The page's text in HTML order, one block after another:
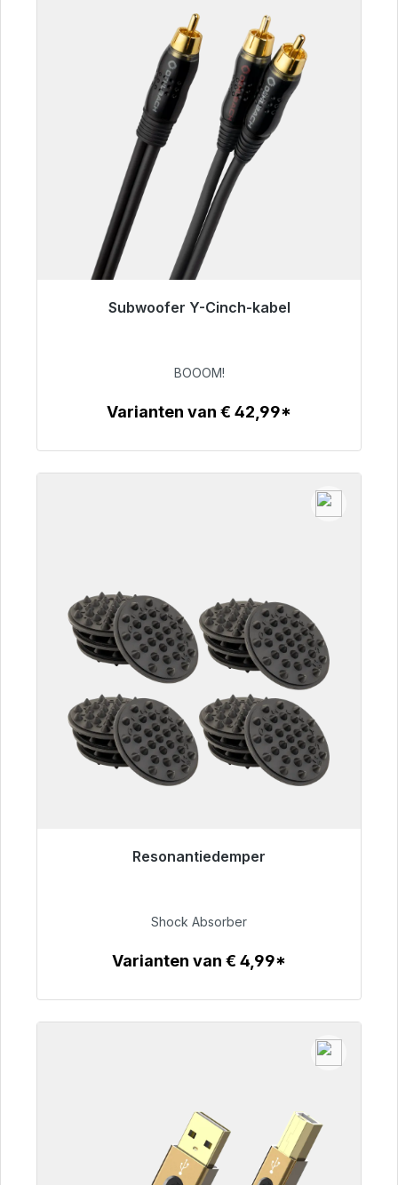
Subwoofer Y-Cinch-kabel
Klaar voor onmiddellijke verzending, levertijd
€ 53,49
BOOOM!
Varianten van € 42,99*
Resonantiedemper
Klaar voor onmiddellijke verzending, levertijd
€ 54,99
Shock Absorber
Varianten van € 4,99*